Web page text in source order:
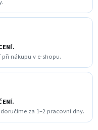
nákupu v e-shopu.
za 1–2 pracovní dny.